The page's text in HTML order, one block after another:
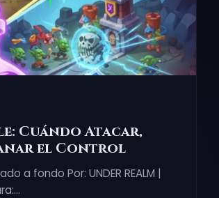
Cuándo Atacar,
el Control
a fondo Por: UNDER REALM |